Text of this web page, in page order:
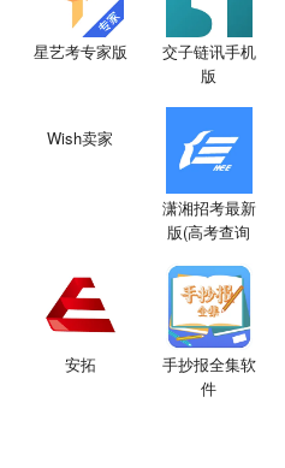
星艺考专家版
交子链讯手机
版
潇湘招考最新
版(高考查询
安拓
手抄报全集软
件